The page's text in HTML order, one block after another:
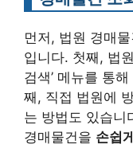
먼저, 법원 경매
입니다. 첫째, 법
검색’ 메뉴를 통
째, 직접 법원에
는 방법도 있습니
경매물건을 손쉽